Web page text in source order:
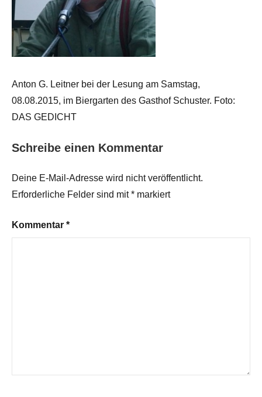
Anton G. Leitner bei der Lesung am Samstag,
08.08.2015, im Biergarten des Gasthof Schuster. Foto:
DAS GEDICHT
Schreibe einen Kommentar
Deine E-Mail-Adresse wird nicht veröffentlicht.
Erforderliche Felder sind mit* markiert
Kommentar *